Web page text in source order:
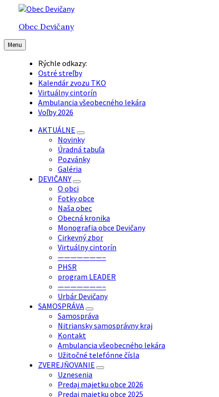
Preskočiť
obsah
Preskočiť
hlavnú
navigáciu
Preskočiť
pätičkuObec Devičany
Menu
Rýchle odkazy:
Ostré streľby
Kalendár zvozu TKO
Virtuálny cintorín
Ambulancia všeobecného lekára
Voľby 2026
AKTUÁLNE
Novinky
Úradná tabuľa
Pozvánky
Galéria
DEVIČANY
O obci
Fotky obce
Naša obec
Obecná kronika
Monografia obce Devičany
Cirkevný zbor
Virtuálny cintorín
———————–
PHSR
program LEADER
———————–
Urbár Devičany
SAMOSPRÁVA
Samospráva
Nitriansky samosprávny kraj
Kontakt
Ambulancia všeobecného lekára
Užitočné telefónne čísla
ZVEREJŇOVANIE
Uznesenia
Predaj majetku obce 2026
Predaj majetku obce 2025